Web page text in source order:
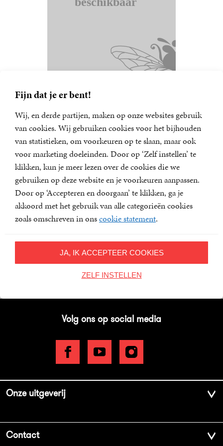
Fijn dat je er bent!
Wij, en derde partijen, maken op onze websites gebruik
van cookies. Wij gebruiken cookies voor het bijhouden
van statistieken, om voorkeuren op te slaan, maar ook
voor marketing doeleinden. Door op ‘Zelf instellen’ te
klikken, kun je meer lezen over de cookies die we
gebruiken op deze website en je voorkeuren aanpassen.
Door op ‘Accepteren en doorgaan’ te klikken, ga je
akkoord met het gebruik van alle categorieën cookies
zoals omschreven in onscookie statement.
JA, IK ACCEPTEER COOKIES
ZELF INSTELLEN
Nieuwsbrief
Meld u aan voor een van onze nieuwsbrieven en blijf op
de hoogte van het laatste nieuws, nieuwe titels,
aanbiedingen en prijsvragen.
E-
mailadres
Inschrijven
Volg ons op social media
Onze uitgeverij
Contact